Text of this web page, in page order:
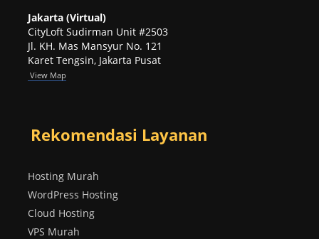
Jakarta (Virtual)
CityLoft Sudirman Unit #2503
Jl. KH. Mas Mansyur No. 121
Karet Tengsin, Jakarta Pusat
View Map
Rekomendasi Layanan
Hosting Murah
WordPress Hosting
Cloud Hosting
VPS Murah